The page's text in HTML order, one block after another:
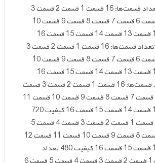
کیفیت BLURAY تعداد قسمت‌ها: 16 قسمت 1 قسمت 2 قسمت 3
قسمت 4 قسمت 5 قسمت 6 قسمت 7 قسمت 8 قسمت 9 قسمت 10
قسمت 11 قسمت 12 قسمت 13 قسمت 14 قسمت 15 قسمت 16
کیفیت HQ_1080 تعداد قسمت‌ها: 16 قسمت 1 قسمت 2 قسمت 3
قسمت 4 قسمت 5 قسمت 6 قسمت 7 قسمت 8 قسمت 9 قسمت 10
قسمت 11 قسمت 12 قسمت 13 قسمت 14 قسمت 15 قسمت 16
کیفیت 1080 تعداد قسمت‌ها: 16 قسمت 1 قسمت 2 قسمت 3 قسمت
4 قسمت 5 قسمت 6 قسمت 7 قسمت 8 قسمت 9 قسمت 10 قسمت 11
قسمت 12 قسمت 13 قسمت 14 قسمت 15 قسمت 16 کیفیت 720
تعداد قسمت‌ها: 16 قسمت 1 قسمت 2 قسمت 3 قسمت 4 قسمت 5
قسمت 6 قسمت 7 قسمت 8 قسمت 9 قسمت 10 قسمت 11 قسمت 12
قسمت 13 قسمت 14 قسمت 15 قسمت 16 کیفیت 480 تعداد